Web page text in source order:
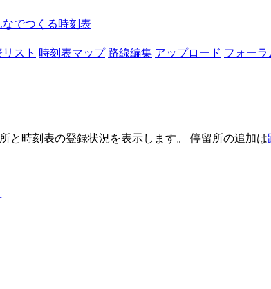
でつくる時刻表
スト 時刻表マップ 路線編集 アップロード フォーラ
と時刻表の登録状況を表示します。 停留所の追加は